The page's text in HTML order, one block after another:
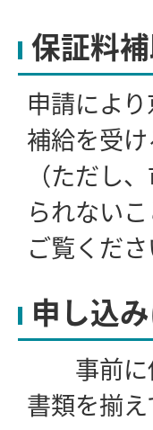
保証料
申請によ
補給を受け
（ただし
られない
ご覧くださ
申し込
事前に
書類を揃